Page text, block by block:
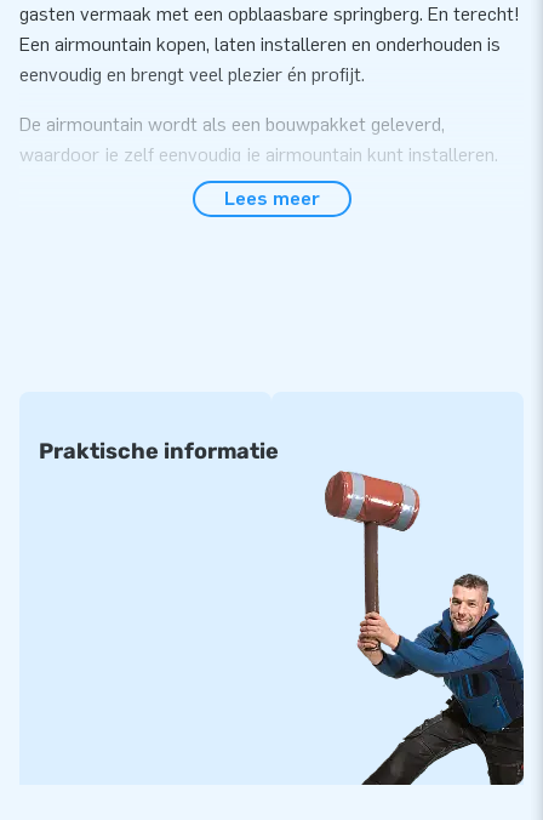
gasten vermaak met een opblaasbare springberg. En terecht!
Een airmountain kopen, laten installeren en onderhouden is
eenvoudig en brengt veel plezier én profijt.
De airmountain wordt als een bouwpakket geleverd,
waardoor je zelf eenvoudig je airmountain kunt installeren.
Wil je dit liever uitbesteden kunnen wij voor een meerprijs
een installatie service bieden. Je springberg wordt dan in 1
• 6 x 6 m • 8 x 6 m • 10 x 12 m
• 6 x 8 m • 8 x 8 m • 12 x 15 m
• 6 x 12 m • 8 x 12 m • 14 x 20 m
Alle opblaasbare springbergen zijn gemaakt van materialen
met een hoge kwaliteit. Ze zijn standaard voorzien van de
juiste certificatie en handleidingen voor professioneel
Standaard airmountains kunnen in ongeveer twee weken
Lees meer
Praktische informatie